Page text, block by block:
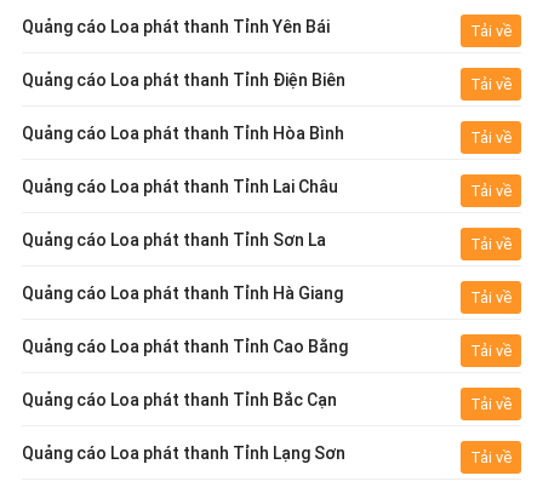
Quảng cáo Loa phát thanh Tỉnh Yên Bái Tải về
Quảng cáo Loa phát thanh Tỉnh Điện Biên Tải về
Quảng cáo Loa phát thanh Tỉnh Hòa Bình Tải về
Quảng cáo Loa phát thanh Tỉnh Lai Châu Tải về
Quảng cáo Loa phát thanh Tỉnh Sơn La Tải về
Quảng cáo Loa phát thanh Tỉnh Hà Giang Tải về
Quảng cáo Loa phát thanh Tỉnh Cao Bằng Tải về
Quảng cáo Loa phát thanh Tỉnh Bắc Cạn Tải về
Quảng cáo Loa phát thanh Tỉnh Lạng Sơn Tải về